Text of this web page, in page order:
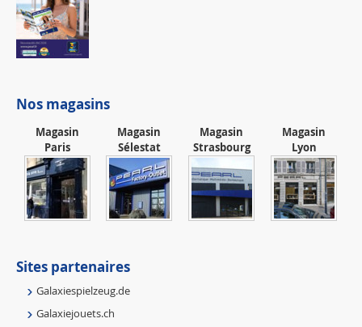
Nos magasins
Magasin
Paris
Magasin
Sélestat
Magasin
Strasbourg
Magasin
Lyon
Sites partenaires
Galaxiespielzeug.de
Galaxiejouets.ch